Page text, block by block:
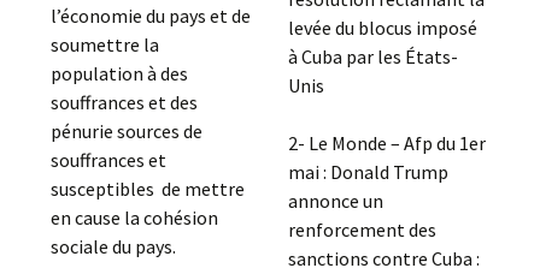
l’économie du pays et de
soumettre la
population à des
souffrances et des
pénurie sources de
souffrances et
susceptibles de mettre
en cause la cohésion
sociale du pays.
levée du blocus imposé
à Cuba par les États-
Unis
2- Le Monde – Afp du 1er
mai : Donald Trump
annonce un
renforcement des
sanctions contre Cuba :